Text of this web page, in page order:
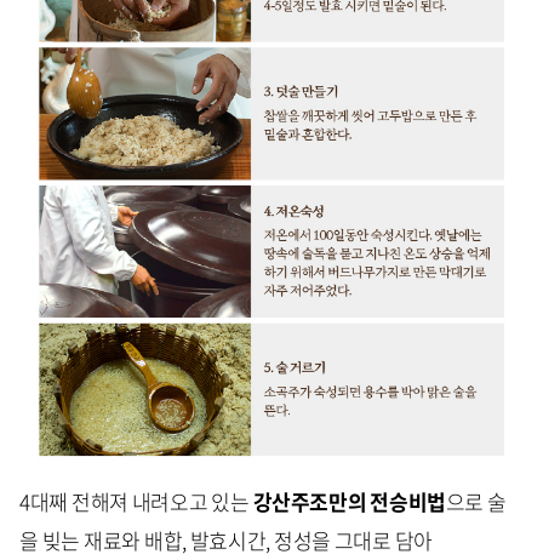
4대째 전해져 내려오고 있는강산주조만의 전승비법으로 술
을 빚는 재료와 배합, 발효시간, 정성을 그대로 담아